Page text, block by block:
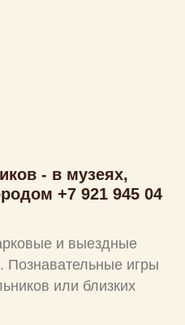
- в музеях,
+7 921 945 04
и выездные
Познавательные игры
или близких